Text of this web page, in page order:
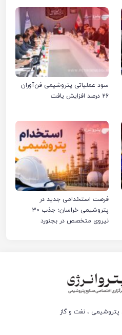
سود عملیاتی پتروشیمی فن‌آوران
۲۶ درصد افزایش یافت
فرصت استخدامی جدید در
پتروشیمی خراسان؛ جذب ۳۰
نیروی متخصص در بجنورد
پتروشیمی ، نفت و گاز